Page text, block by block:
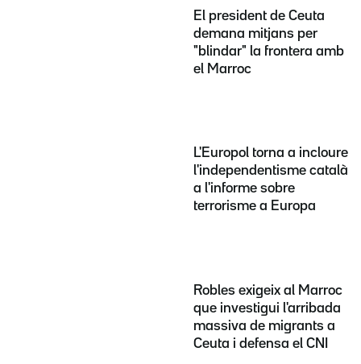
El president de Ceuta
demana mitjans per
"blindar" la frontera amb
el Marroc
L'Europol torna a incloure
l'independentisme català
a l'informe sobre
terrorisme a Europa
Robles exigeix al Marroc
que investigui l'arribada
massiva de migrants a
Ceuta i defensa el CNI